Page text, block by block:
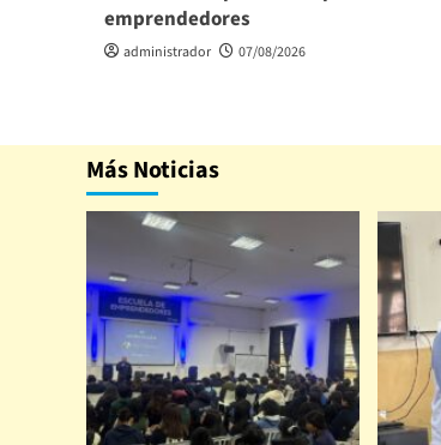
emprendedores
administrador 07/08/2026
Más Noticias